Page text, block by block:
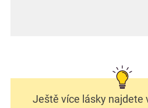
Ještě více lásky najdete